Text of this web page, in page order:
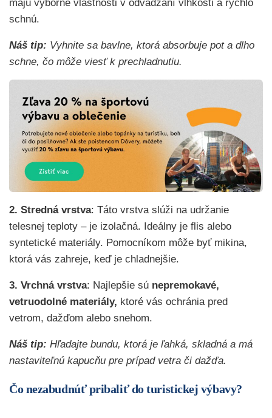
majú výborné vlastnosti v odvádzaní vlhkosti a rýchlo
schnú.
Náš tip: Vyhnite sa bavlne, ktorá absorbuje pot a dlho
schne, čo môže viesť k prechladnutiu.
2. Stredná vrstva: Táto vrstva slúži na udržanie
telesnej teploty – je izolačná. Ideálny je flis alebo
syntetické materiály. Pomocníkom môže byť mikina,
ktorá vás zahreje, keď je chladnejšie.
3. Vrchná vrstva: Najlepšie sú nepremokavé,
vetruodolné materiály, ktoré vás ochránia pred
vetrom, dažďom alebo snehom.
Náš tip: Hľadajte bundu, ktorá je ľahká, skladná a má
nastaviteľnú kapucňu pre prípad vetra či dažďa.
Čo nezabudnúť pribaliť do turistickej výbavy?